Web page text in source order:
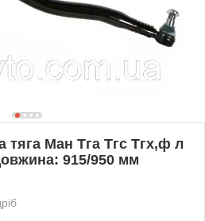
тяга Ман Тга Тгс Тгх,ф л
915/950 мм